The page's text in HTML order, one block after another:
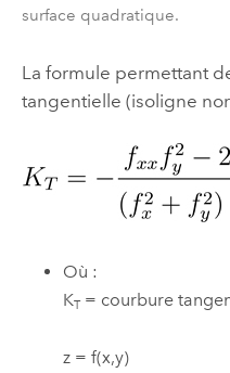
surface quadratique.
La formule permettant
tangentielle (isoligne
Où :
KT= courbure
z = f(x,y)